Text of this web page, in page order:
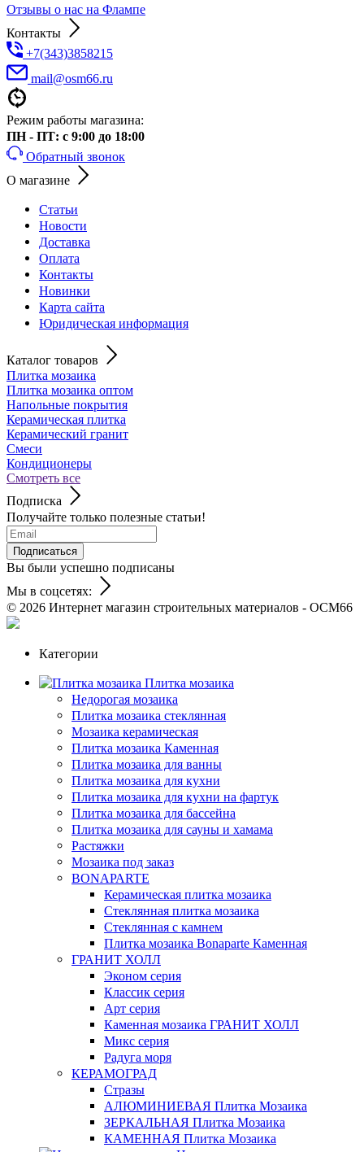
Отзывы о нас на Флампе
Контакты
+7(343)3858215
mail@osm66.ru
Режим работы магазина:
ПН - ПТ: с 9:00 до 18:00
Обратный звонок
О магазине
Статьи
Новости
Доставка
Оплата
Контакты
Новинки
Карта сайта
Юридическая информация
Каталог товаров
Плитка мозаика
Плитка мозаика оптом
Напольные покрытия
Керамическая плитка
Керамический гранит
Смеси
Кондиционеры
Смотреть все
Подписка
Получайте только полезные статьи!
Подписаться
Вы были успешно подписаны
Мы в соцсетях:
© 2026 Интернет магазин строительных материалов - ОСМ66
Категории
Плитка мозаика
Недорогая мозаика
Плитка мозаика стеклянная
Мозаика керамическая
Плитка мозаика Каменная
Плитка мозаика для ванны
Плитка мозаика для кухни
Плитка мозаика для кухни на фартук
Плитка мозаика для бассейна
Плитка мозаика для сауны и хамама
Растяжки
Мозаика под заказ
BONAPARTE
Керамическая плитка мозаика
Стеклянная плитка мозаика
Стеклянная c камнем
Плитка мозаика Bonaparte Каменная
ГРАНИТ ХОЛЛ
Эконом серия
Классик серия
Арт серия
Каменная мозаика ГРАНИТ ХОЛЛ
Микс серия
Радуга моря
КЕРАМОГРАД
Стразы
АЛЮМИНИЕВАЯ Плитка Мозаика
ЗЕРКАЛЬНАЯ Плитка Мозаика
КАМЕННАЯ Плитка Мозаика